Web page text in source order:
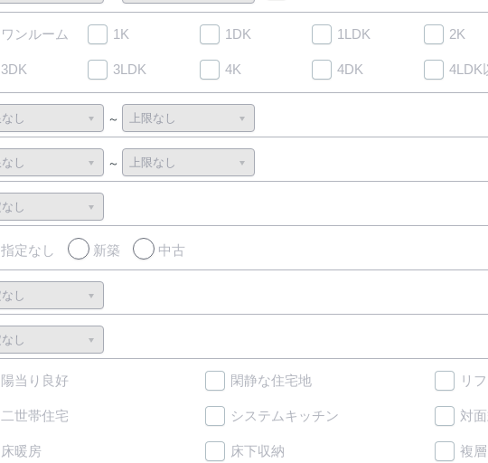
ワンルーム 1K 1DK 1LDK 2K
3DK 3LDK 4K 4DK 4LDK
指定なし 新築 中古
陽当り良好 閑静な住宅地 リ
二世帯住宅 システムキッチン 対
床暖房 床下収納 複